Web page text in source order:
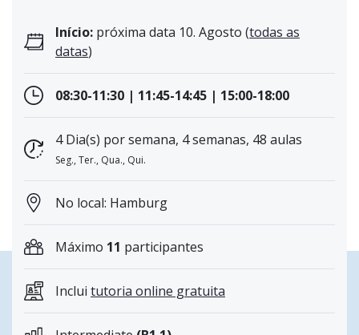
Início: próxima data 10. Agosto (todas as
datas)
08:30-11:30 | 11:45-14:45 | 15:00-18:00
4 Dia(s) por semana, 4 semanas, 48 aulas
Seg., Ter., Qua., Qui.
No local: Hamburg
Máximo 11 participantes
Inclui tutoria online gratuita